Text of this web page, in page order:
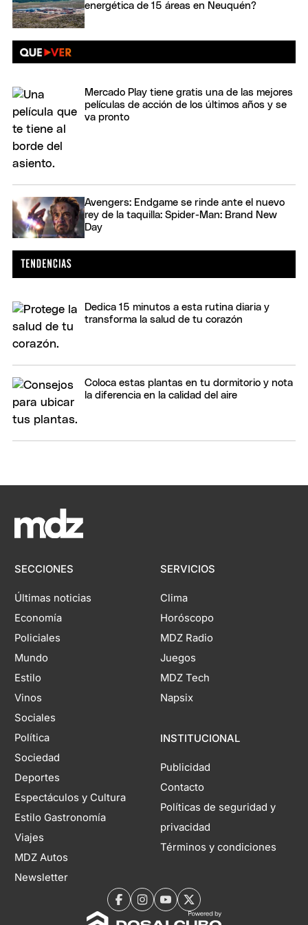
energética de 15 áreas en Neuquén?
Mercado Play tiene gratis una de las mejores
películas de acción de los últimos años y se
va pronto
Avengers: Endgame se rinde ante el nuevo
rey de la taquilla: Spider-Man: Brand New
Day
Dedica 15 minutos a esta rutina diaria y
transforma la salud de tu corazón
Coloca estas plantas en tu dormitorio y nota
la diferencia en la calidad del aire
SECCIONES
Últimas noticias
Economía
Policiales
Mundo
Estilo
Vinos
Sociales
Política
Sociedad
Deportes
Espectáculos y Cultura
Estilo Gastronomía
Viajes
MDZ Autos
Newsletter
SERVICIOS
Clima
Horóscopo
MDZ Radio
Juegos
MDZ Tech
Napsix
INSTITUCIONAL
Publicidad
Contacto
Políticas de seguridad y
privacidad
Términos y condiciones